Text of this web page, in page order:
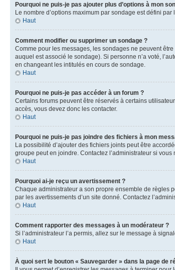
Pourquoi ne puis-je pas ajouter plus d’options à mon
Le nombre d’options maximum par sondage est défini par
Haut
Comment modifier ou supprimer un sondage ?
Comme pour les messages, les sondages ne peuvent
auquel est associé le sondage). Si personne n’a voté,
en changeant les intitulés en cours de sondage.
Haut
Pourquoi ne puis-je pas accéder à un forum ?
Certains forums peuvent être réservés à certains
accès, vous devez donc les contacter.
Haut
Pourquoi ne puis-je pas joindre des fichiers à mon
La possibilité d’ajouter des fichiers joints peut être
groupe peut en joindre. Contactez l’administrateur si
Haut
Pourquoi ai-je reçu un avertissement ?
Chaque administrateur a son propre ensemble de règles
par les avertissements d’un site donné. Contactez
Haut
Comment rapporter des messages à un modérateur ?
Si l’administrateur l’a permis, allez sur le message à
Haut
À quoi sert le bouton « Sauvegarder » dans la page de